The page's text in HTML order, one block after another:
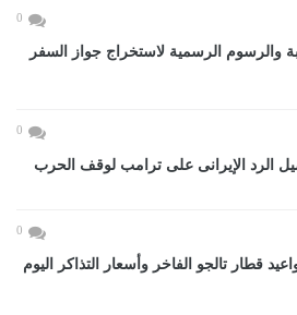
0
والرسوم الرسمية لاستخراج جواز السفر
0
الرد الإيرانى على ترامب لوقف الحرب
0
قطار تالجو الفاخر وأسعار التذاكر اليوم